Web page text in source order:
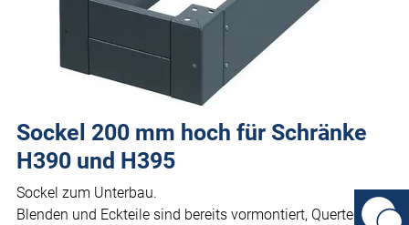
Sockel 200 mm hoch für Schränke
H390 und H395
Sockel zum Unterbau.
Blenden und Eckteile sind bereits vormontiert, Querteile